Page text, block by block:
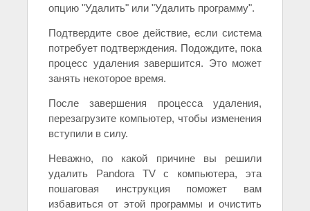
опцию "Удалить" или "Удалить программу".
Подтвердите свое действие, если система
потребует подтверждения. Подождите, пока
процесс удаления завершится. Это может
занять некоторое время.
После завершения процесса удаления,
перезагрузите компьютер, чтобы изменения
вступили в силу.
Неважно, по какой причине вы решили
удалить Pandora TV с компьютера, эта
пошаговая инструкция поможет вам
избавиться от этой программы и очистить